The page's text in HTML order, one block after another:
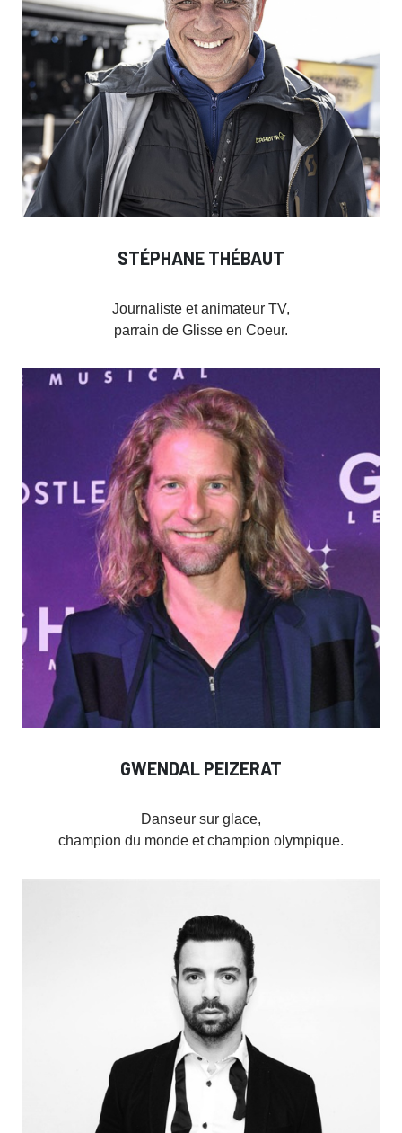
STÉPHANE THÉBAUT
Journaliste et animateur TV,
parrain de Glisse en Coeur.
GWENDAL PEIZERAT
Danseur sur glace,
champion du monde et champion olympique.